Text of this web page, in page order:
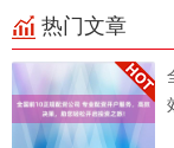
热门文章